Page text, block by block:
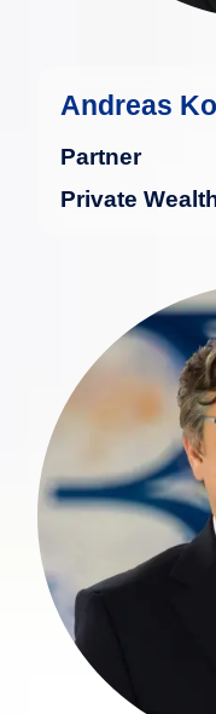
Andreas
Partner
Private
Max
als 30
1998
den
1999 und